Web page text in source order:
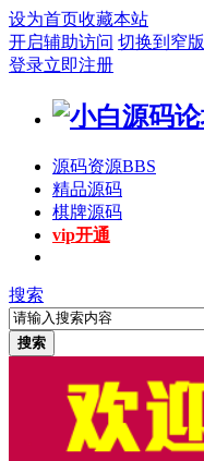
设为首页收藏本站
开启辅助访问 切换到窄版
登录立即注册
源码资源BBS
精品源码
棋牌源码
vip开通
搜索
搜索